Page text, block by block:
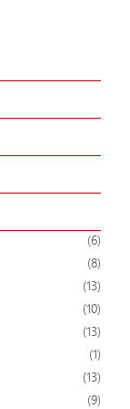
(6)
(8)
(13)
(10)
(13)
(1)
(13)
(9)